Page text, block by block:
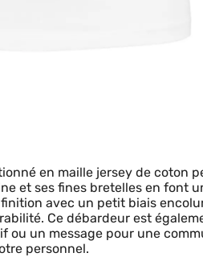
en maille jersey de coton
et ses fines bretelles en font
avec un petit biais
Ce débardeur est
un message pour une
personnel.